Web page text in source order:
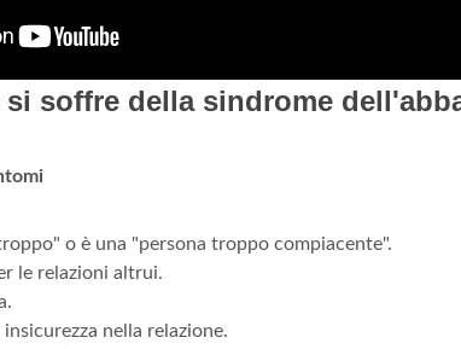
si soffre della sindrome
o è una "persona troppo compiacente".
le relazioni altrui.
nella relazione.